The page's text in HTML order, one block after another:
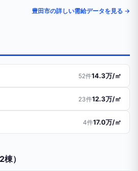
豊田市の詳しい需給データを見る →
52件14.3万/㎡
23件12.3万/㎡
4件17.0万/㎡
）